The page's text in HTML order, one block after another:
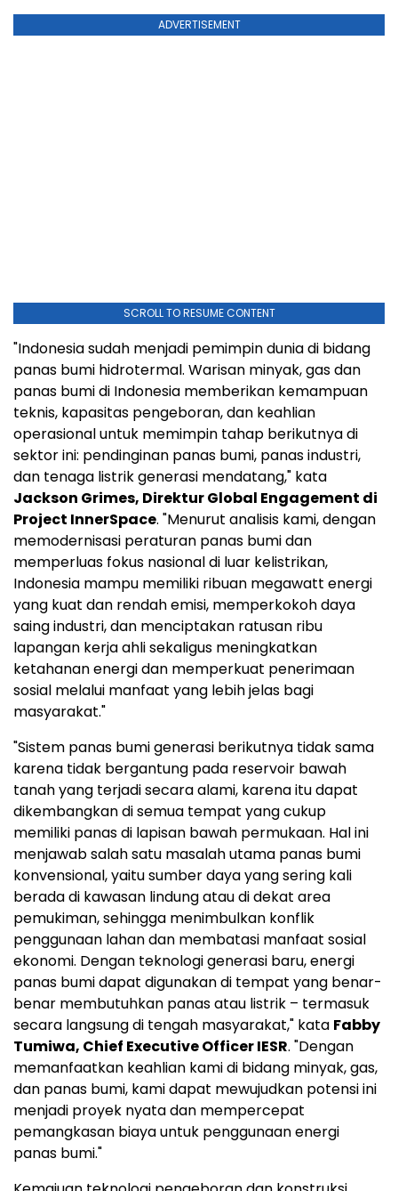
ADVERTISEMENT
SCROLL TO RESUME CONTENT
"Indonesiasudah menjadi pemimpin dunia di bidang
panas bumi hidrotermal. Warisan minyak, gas dan
panas bumi di Indonesia memberikan kemampuan
teknis, kapasitas pengeboran, dan keahlian
operasional untuk memimpin tahap berikutnya di
sektor ini: pendinginan panas bumi, panas industri,
dan tenaga listrik generasi mendatang," kata
Jackson Grimes, Direktur Global Engagement di
Project InnerSpace. "Menurut analisis kami, dengan
memodernisasi peraturan panas bumi dan
memperluas fokus nasional di luar kelistrikan,
Indonesia mampu memiliki ribuan megawatt energi
yang kuat dan rendah emisi, memperkokoh daya
saing industri, dan menciptakan ratusan ribu
lapangan kerja ahli sekaligus meningkatkan
ketahanan energi dan memperkuat penerimaan
sosial melalui manfaat yang lebih jelas bagi
masyarakat."
"Sistem panas bumi generasi berikutnya tidak sama
karena tidak bergantung pada reservoir bawah
tanah yang terjadi secara alami, karena itu dapat
dikembangkan di semua tempat yang cukup
memiliki panas di lapisan bawah permukaan. Hal ini
menjawab salah satu masalah utama panas bumi
konvensional, yaitu sumber daya yang sering kali
berada di kawasan lindung atau di dekat area
pemukiman, sehingga menimbulkan konflik
penggunaan lahan dan membatasi manfaat sosial
ekonomi. Dengan teknologi generasi baru, energi
panas bumi dapat digunakan di tempat yang benar-
benar membutuhkan panas atau listrik – termasuk
secara langsung di tengah masyarakat," kata Fabby
Tumiwa, Chief Executive Officer IESR. "Dengan
memanfaatkan keahlian kami di bidang minyak, gas,
dan panas bumi, kami dapat mewujudkan potensi ini
menjadi proyek nyata dan mempercepat
pemangkasan biaya untuk penggunaan energi
panas bumi."